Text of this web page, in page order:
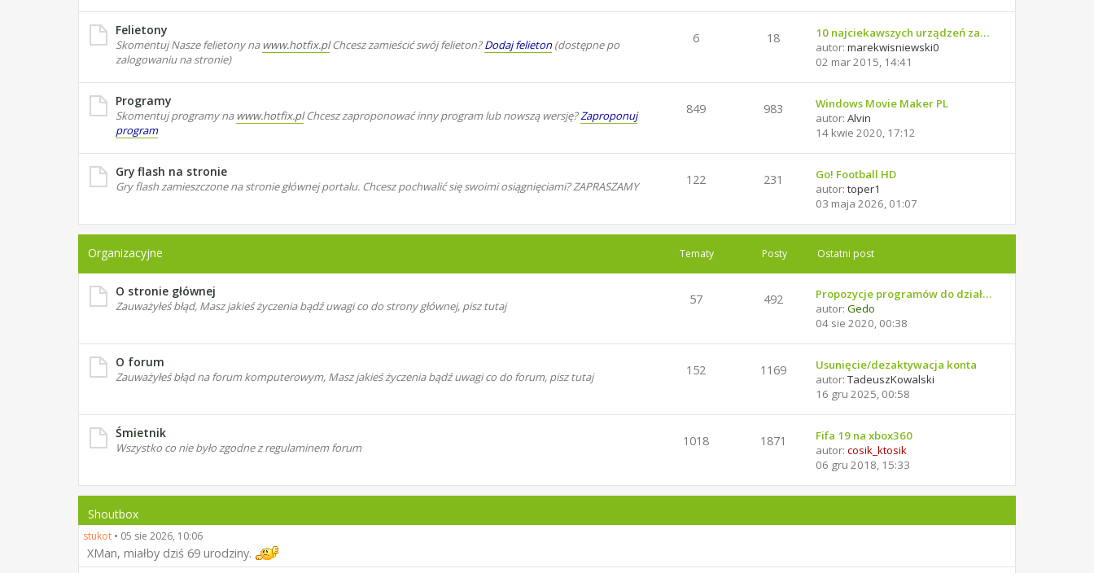
Felietony
Skomentuj Nasze felietony na www.hotfix.plChcesz zamieścić swój felieton?Dodaj felieton(dostępne po
zalogowaniu na stronie)
6 18
10 najciekawszych urządzeń za…
autor: marekwisniewski0
02 mar 2015, 14:41
Programy
Skomentuj programy na www.hotfix.plChcesz zaproponować inny program lub nowszą wersję?Zaproponuj
program
849 983
Windows Movie Maker PL
autor: Alvin
14 kwie 2020, 17:12
Gry flash na stronie
Gry flash zamieszczone na stronie głównej portalu. Chcesz pochwalić się swoimi osiągnięciami? ZAPRASZAMY 122 231
Go! Football HD
autor: toper1
03 maja 2026, 01:07
Organizacyjne Tematy Posty Ostatni post
O stronie głównej
Zauważyłeś błąd, Masz jakieś życzenia bądź uwagi co do strony głównej, pisz tutaj 57 492
Propozycje programów do dział…
autor: Gedo
04 sie 2020, 00:38
O forum
Zauważyłeś błąd na forum komputerowym, Masz jakieś życzenia bądź uwagi co do forum, pisz tutaj 152 1169
Usunięcie/dezaktywacja konta
autor: TadeuszKowalski
16 gru 2025, 00:58
Śmietnik
Wszystko co nie było zgodne z regulaminem forum 1018 1871
Fifa 19 na xbox360
autor: cosik_ktosik
06 gru 2018, 15:33
Shoutbox
stukot • 05 sie 2026, 10:06
XMan, miałby dziś 69 urodziny.